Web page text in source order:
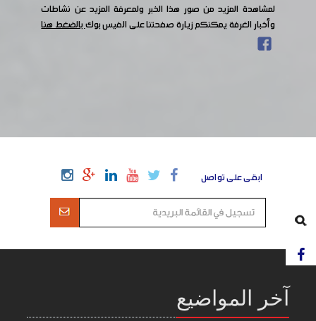
لمشاهدة المزيد من صور هذا الخبر ولمعرفة المزيد عن نشاطات
وأخبار الغرفة يمكنكم زيارة صفحتنا على الفيس بوكبالضغط هنا
ابقى على تواصل
آخر المواضيع